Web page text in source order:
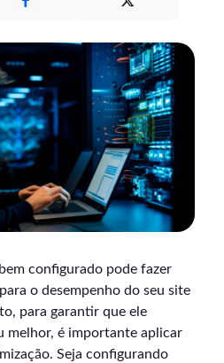
configurado pode fazer
o desempenho do seu site
para garantir que ele
melhor, é importante aplicar
Seja configurando